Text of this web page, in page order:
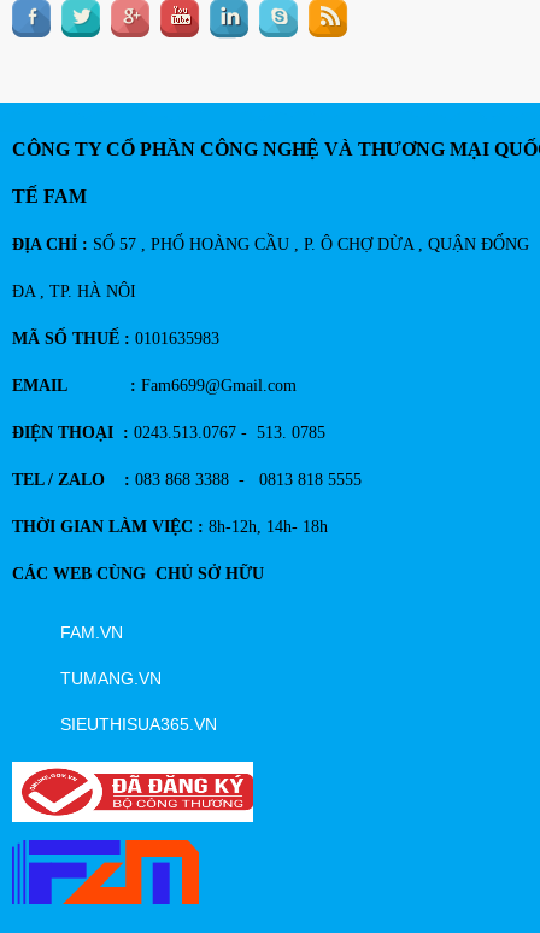
CÔNG TY CỔ PHẦN CÔNG NGHỆ VÀ THƯƠNG MẠI
TẾ FAM
ĐỊA CHỈ : SỐ 57 , PHỐ HOÀNG CẦU , P. Ô CHỢ DỪA , QUẬN ĐỐNG
ĐA , TP. HÀ NÔI
MÃ SỐ THUẾ : 0101635983
EMAIL : Fam6699@Gmail.com
ĐIỆN THOẠI : 0243.513.0767 - 513. 0785
TEL / ZALO : 083 868 3388 - 0813 818 5555
THỜI GIAN LÀM VIỆC : 8h-12h, 14h- 18h
CÁC WEB CÙNG CHỦ SỞ HỮU
FAM.VN
TUMANG.VN
SIEUTHISUA365.VN